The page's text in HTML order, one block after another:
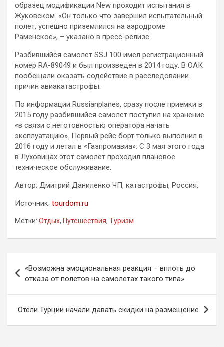
образец модификации New проходит испытания в
Жуковском. «Он только что завершил испытательный
полет, успешно приземлился на аэродроме
Раменское», – указано в пресс-релизе.
Разбившийся самолет SSJ 100 имел регистрационный
номер RA-89049 и был произведен в 2014 году. В ОАК
пообещали оказать содействие в расследовании
причин авиакатастрофы.
По информации Russianplanes, сразу после приемки в
2015 году разбившийся самолет поступил на хранение
«в связи с неготовностью оператора начать
эксплуатацию». Первый рейс борт только выполнил в
2016 году и летал в «Газпромавиа». С 3 мая этого года
в Луховицах этот самолет проходил плановое
техническое обслуживание.
Автор: Дмитрий Даниленко ЧП, катастрофы, Россия,
Источник: tourdom.ru
Метки: Отдых, Путешествия, Туризм
по
записям
«Возможна эмоциональная реакция – вплоть до
отказа от полетов на самолетах такого типа»
Отели Турции начали давать скидки на размещение